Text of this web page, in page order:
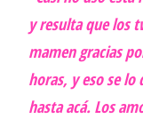
y resulta que los
mamen gracias
horas, y eso se lo
hasta acá. Los